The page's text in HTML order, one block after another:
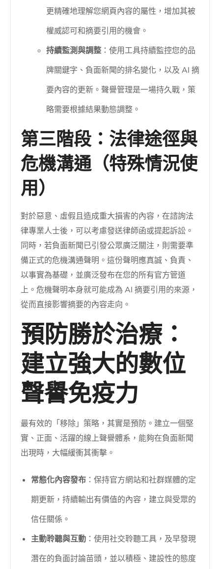
更精確地理解您網頁內容的屬性，增加其被
權威認可和摘要引用的機會。
持續監測與調整：使用工具持續監控您的品
牌關鍵字、負面新聞的排名變化，以及 AI 摘
要內容的更新。聲譽管理是一場持久戰，策
略需要根據結果動態調整。
第三階段：法律途徑與
危機溝通（特殊情況使
用）
對於惡意、虛假且造成重大損害的內容，在諮詢法
律專業人士後，可以考慮發送律師函或提起訴訟。
同時，若負面新聞已引發公眾廣泛關注，則需要準
備正式的危機溝通聲明。這份聲明應真誠、負責、
以事實為基礎，並廣泛發布在您的所有官方管道
上。危機聲明本身就可能成為 AI 摘要引用的來源，
從而直接影響摘要的內容走向。
預防勝於治療：
建立強大的數位
聲譽免疫力
最有效的「移除」策略，其實是預防。建立一個堅
實、正面、活躍的線上聲譽體系，能夠在負面新聞
出現時，大幅緩衝其衝擊。
常態化內容發布 ：保持官方網站和社群媒體的定
期更新，持續輸出有價值的內容，建立與受眾的
信任關係。
主動聆聽與互動 ：使用社交聆聽工具，及早發現
潛在的負面討論苗頭，並以積極、建設性的態度